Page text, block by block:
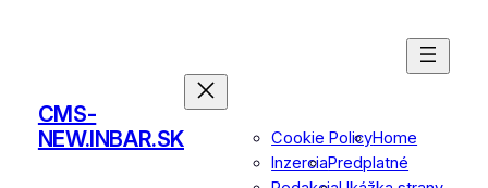
CMS-
NEW.INBAR.SK
Cookie PolicyHome
InzerciaPredplatné